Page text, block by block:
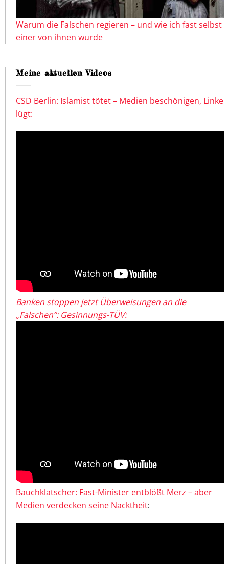
Warum die Falschen regieren – und wie ich fast selbst
einer von ihnen wurde
Meine aktuellen Videos
CSD Berlin: Islamist tötet – Medien beschönigen, Linke
lügt:
Banken stoppen jetzt Überweisungen an die
„Falschen“: Gesinnungs-TÜV:
Bauchklatscher: Fast-Minister entblößt Merz – aber
Medien verdecken seine Nacktheit: